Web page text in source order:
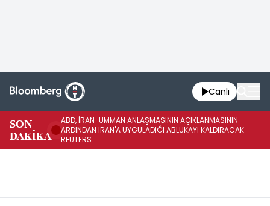
Canlı
SON
DAKİKA
ABD, İRAN-UMMAN ANLAŞMASININ AÇIKLANMASININ
ARDINDAN İRAN'A UYGULADIĞI ABLUKAYI KALDIRACAK -
REUTERS